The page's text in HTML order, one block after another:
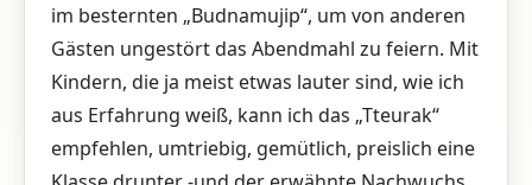
im besternten „Budnamujip“, um von anderen
Gästen ungestört das Abendmahl zu feiern. Mit
Kindern, die ja meist etwas lauter sind, wie ich
aus Erfahrung weiß, kann ich das „Tteurak“
empfehlen, umtriebig, gemütlich, preislich eine